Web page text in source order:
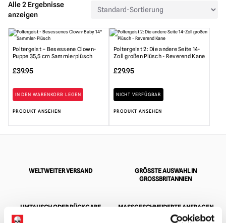
Alle 2 Ergebnisse
anzeigen
Poltergeist – Besessene Clown-
Puppe 35,5 cm Sammlerplüsch
£39.95
IN DEN WARENKORB LEGEN
PRODUKT ANSEHEN
Poltergeist 2: Die andere Seite 14-
Zoll großen Plüsch - Reverend Kane
£29.95
NICHT VERFÜGBAR
PRODUKT ANSEHEN
WELTWEITER VERSAND
GRÖSSTE AUSWAHL IN G
ROSSBRITANNIEN
UMTAUSCH ODER RÜCKGABE MASSGESCHNEIDERTE ANFRAGEN